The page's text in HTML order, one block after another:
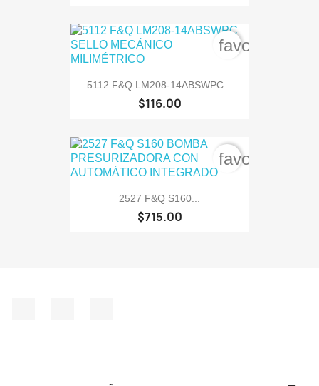
5112 F&Q LM208-14ABSWPC...
$116.00
2527 F&Q S160...
$715.00